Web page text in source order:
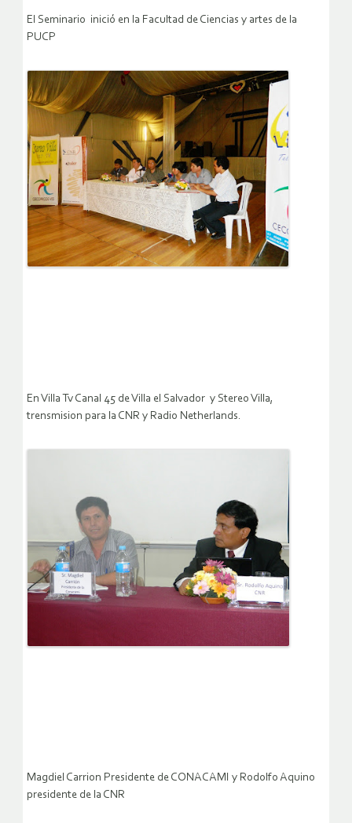
El Seminario inició en la Facultad de Ciencias y artes de la
PUCP
En Villa Tv Canal 45 de Villa el Salvador y Stereo Villa,
trensmision para la CNR y Radio Netherlands.
Magdiel Carrion Presidente de CONACAMI y Rodolfo Aquino
presidente de la CNR